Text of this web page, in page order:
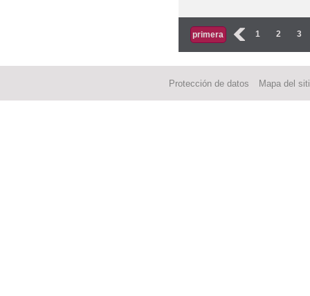
Páginas
primera ‹ 1 2 3
Protección de datos Mapa del